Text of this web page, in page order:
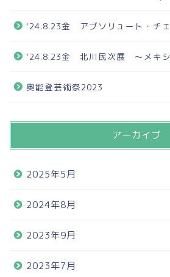
‘24.8.23金 アブソリュート・チ
‘24.8.23金 北川民次展 ～メキシ
奥能登芸術祭2023
アーカイブ
2025年5月
2024年8月
2023年9月
2023年7月